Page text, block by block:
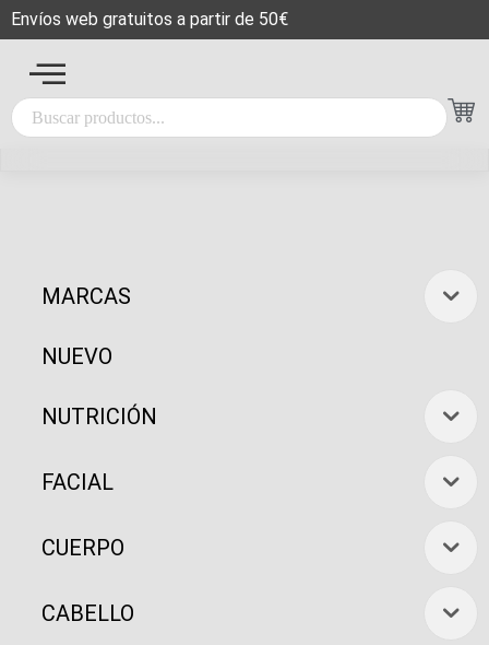
Envíos web gratuitos a partir de 50€
MARCAS
NUEVO
NUTRICIÓN
FACIAL
CUERPO
CABELLO